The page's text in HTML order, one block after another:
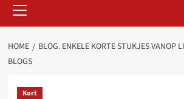
Menu
HOME
BLOG. ENKELE KORTE STUKJES VANOP
BLOGS
Kort